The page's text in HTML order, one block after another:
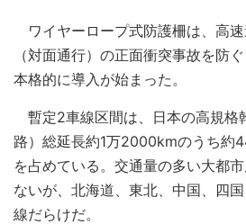
ワイヤーロープ式防護柵は、高
（対面通行）の正面衝突事故を防
本格的に導入が始まった。
暫定2車線区間は、日本の高規格
路）総延長約1万2000kmのうち約
を占めている。交通量の多い大都
ないが、北海道、東北、中国、四
線だらけだ。